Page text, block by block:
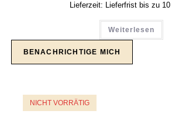
Lieferzeit: Lieferfrist bis zu 10
Weiterlesen
NICHT VORRÄTIG